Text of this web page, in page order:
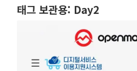
태그 보관용: Day2